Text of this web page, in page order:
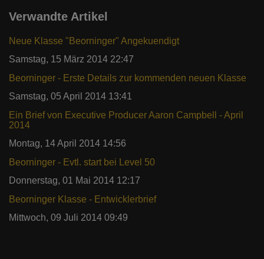
Verwandte Artikel
Neue Klasse "Beorninger" Angekuendigt
Samstag, 15 März 2014 22:47
Beorninger - Erste Details zur kommenden neuen Klasse
Samstag, 05 April 2014 13:41
Ein Brief von Executive Producer Aaron Campbell - April
2014
Montag, 14 April 2014 14:56
Beorninger - Evtl. start bei Level 50
Donnerstag, 01 Mai 2014 12:17
Beorninger Klasse - Entwicklerbrief
Mittwoch, 09 Juli 2014 09:49